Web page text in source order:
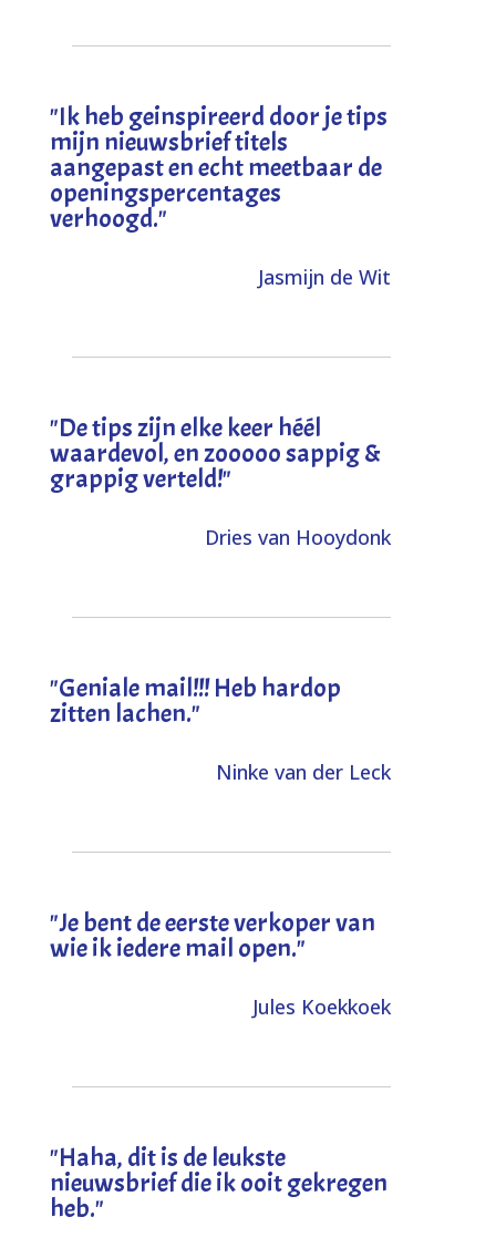
"Ik heb geinspireerd door je tips
mijn nieuwsbrief titels
aangepast en echt meetbaar de
openingspercentages
verhoogd."
Jasmijn de Wit
"De tips zijn elke keer héél
waardevol, en zooooo sappig &
grappig verteld!"
Dries van Hooydonk
"Geniale mail!!! Heb hardop
zitten lachen."
Ninke van der Leck
"Je bent de eerste verkoper van
wie ik iedere mail open."
Jules Koekkoek
"Haha, dit is de leukste
nieuwsbrief die ik ooit gekregen
heb."